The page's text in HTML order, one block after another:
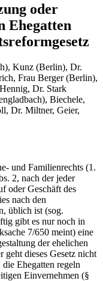
oder
Ehegatten
Kunz (Berlin), Dr.
Frau Berger (Berlin),
Dr. Stark
Biechele,
Dr. Miltner, Geier,
und Familienrechts (1.
2, nach der jeder
oder Geschäft des
nach den
üblich ist (sog.
gibt es nur noch in
7/650 meint) eine
der ehelichen
dieses Gesetz nicht
Ehegatten regeln
Einvernehmen (§